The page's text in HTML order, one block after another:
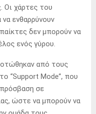
Οι χάρτες του
να ενθαρρύνουν
δεν μπορούν να
ενός γύρου.
από τους
“Support Mode”, που
σε
ώστε να μπορούν να